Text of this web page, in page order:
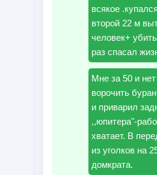
всякое
второй 22 м
человек+
раз спасал
Мне за 50 и
ворочить
и приварил
,,юпитера"-
хватает. В
из уголков на
домкрата.